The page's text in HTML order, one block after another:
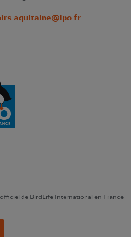
de BirdLife International en France